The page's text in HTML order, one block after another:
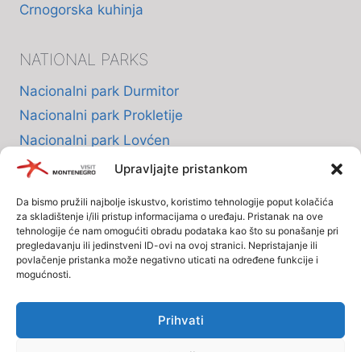
Upravljajte pristankom
Da bismo pružili najbolje iskustvo, koristimo tehnologije poput kolačića
za skladištenje i/ili pristup informacijama o uređaju. Pristanak na ove
tehnologije će nam omogućiti obradu podataka kao što su ponašanje pri
pregledavanju ili jedinstveni ID-ovi na ovoj stranici. Nepristajanje ili
povlačenje pristanka može negativno uticati na određene funkcije i
mogućnosti.
Prihvati
Crnogorska kuhinja
NATIONAL PARKS
Nacionalni park Durmitor
Nacionalni park Prokletije
Nacionalni park Lovćen
Nacionalni park Skadarsko jezero
INFO
Polisa o kolačićima